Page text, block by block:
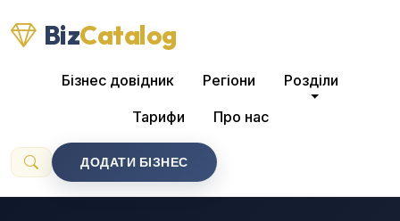
BizCatalog
Бізнес довідник Регіони Розділи
Тарифи Про нас
ДОДАТИ БІЗНЕС